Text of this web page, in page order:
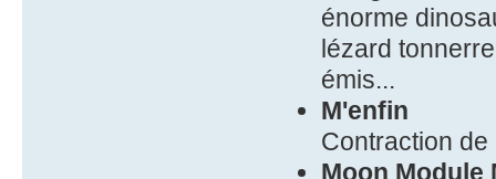
énorme
lézard
émis...
M'enfin
Contraction de
Moon Module